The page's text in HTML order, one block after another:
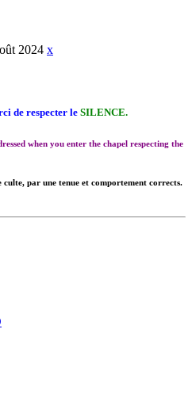
2024 x
de respecter le SILENCE.
when you enter the chapel respecting the
culte, par une tenue et comportement corrects.